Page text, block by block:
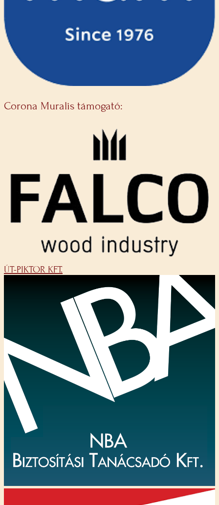
Corona Muralis támogató:
ÚT-PIKTOR KFT.